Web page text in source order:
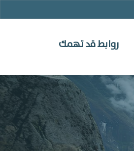
روابط قد تهمك